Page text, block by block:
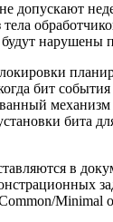
допускают
нарушены
бит
бита
в
Minimal